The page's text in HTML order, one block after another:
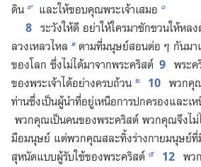
ดิน ๙ และ​ให้​ขอบคุณ​พระเจ้า​เสมอ ๐
8 ระวัง​ให้​ดี อย่า​ให้​ใคร​มา​ชักชวน​ให้​ห
ลวง​เหลวไหล ๑ ตาม​ที่​มนุษย์​สอน​ต่อ ๆ กัน​มา​
ของ​โลก ซึ่ง​ไม่​ได้​มา​จาก​พระ​คริสต์ 9 พระ​
ของ​พระเจ้า​ได้​อย่าง​ครบ​ถ้วน ๒ 10 พวก​คุ
ท่าน​ซึ่ง​เป็น​ผู้​นำ​ที่​อยู่​เหนือ​การ​ปกครอง​และ​เ
พวก​คุณ​เป็น​คน​ของ​พระ​คริสต์ พวก​คุณ​จึง​ไม่​
มือ​มนุษย์ แต่​พวก​คุณ​สละ​ทิ้ง​ร่าง​กาย​มนุษย์​ที่​
สุหนัต​แบบ​ผู้​รับใช้​ของ​พระ​คริสต์ ๕ 12 พว